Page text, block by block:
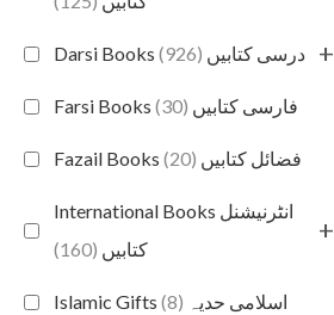
Darsi Books درسی کتابیں (926) +
Farsi Books فارسی کتابیں (30)
Fazail Books فضائل کتابیں (20)
International Books انٹرنیشنل
کتابیں (160)
+
Islamic Gifts اسلامی حدیہ (8)